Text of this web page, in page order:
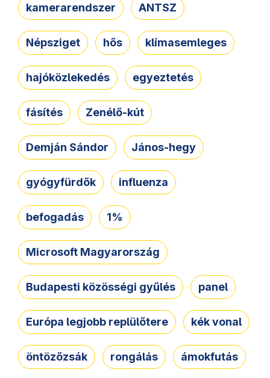
kamerarendszer ANTSZ
Népsziget hős klímasemleges
hajóközlekedés egyeztetés
fásítés Zenélő-kút
Demján Sándor János-hegy
gyógyfürdők influenza
befogadás 1%
Microsoft Magyarország
Budapesti közösségi gyűlés panel
Európa legjobb replülőtere kék vonal
öntözőzsák rongálás ámokfutás